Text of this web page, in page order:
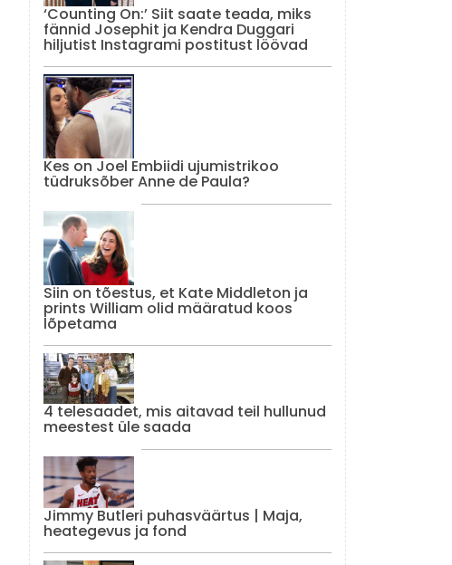
‘Counting On:’ Siit saate teada, miks
fännid Josephit ja Kendra Duggari
hiljutist Instagrami postitust löövad
Kes on Joel Embiidi ujumistrikoo
tüdruksõber Anne de Paula?
Siin on tõestus, et Kate Middleton ja
prints William olid määratud koos
lõpetama
4 telesaadet, mis aitavad teil hullunud
meestest üle saada
Jimmy Butleri puhasväärtus | Maja,
heategevus ja fond